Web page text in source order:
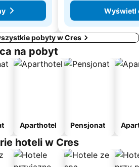
Wyświetl
pobyty w Cres
na pobyt
Aparthotel Pensjonat
hoteli w Cres